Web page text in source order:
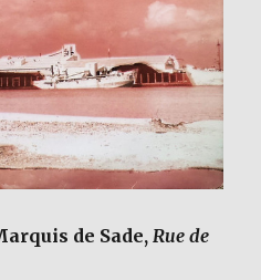
de Sade,Rue de